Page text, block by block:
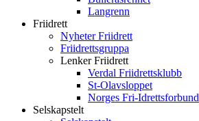
Langrenn
Friidrett
Nyheter Friidrett
Friidrettsgruppa
Lenker Friidrett
Verdal Friidrettsklubb
St-Olavsloppet
Norges Fri-Idrettsforbund
Selskapstelt